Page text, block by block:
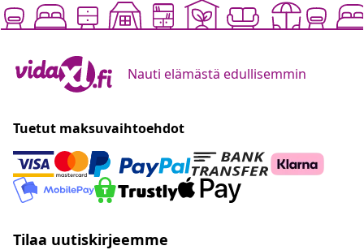
Nauti elämästä edullisemmin
Tuetut maksuvaihtoehdot
Tilaa uutiskirjeemme